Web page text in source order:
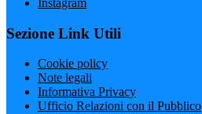
Instagram
Sezione Link Utili
Cookie policy
Note legali
Informativa Privacy
Ufficio Relazioni con il Pubblico